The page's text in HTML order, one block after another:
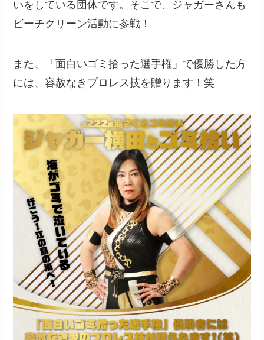
いをしている団体です。そこで、ジャガーさんも
ビーチクリーン活動に参戦！
また、「面白いゴミ拾った選手権」で優勝した方
には、容赦なきプロレス技を贈ります！笑